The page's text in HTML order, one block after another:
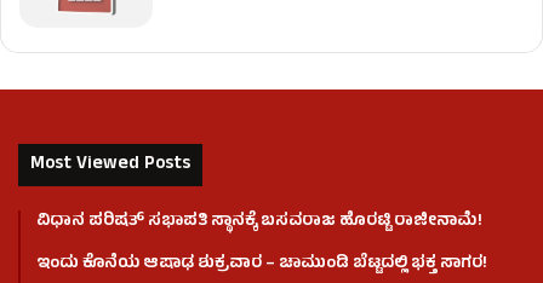
Most Viewed Posts
ವಿಧಾನ ಪರಿಷತ್ ಸಭಾಪತಿ ಸ್ಥಾನಕ್ಕೆ ಬಸವರಾಜ ಹೊರಟ್ಟಿ ರಾಜೀನಾಮೆ!
ಇಂದು ಕೊನೆಯ ಆಷಾಢ ಶುಕ್ರವಾರ – ಚಾಮುಂಡಿ ಬೆಟ್ಟದಲ್ಲಿ ಭಕ್ತ ಸಾಗರ!